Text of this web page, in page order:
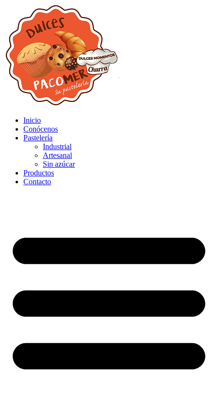
Inicio
Conócenos
Pastelería
Industrial
Artesanal
Sin azúcar
Productos
Contacto